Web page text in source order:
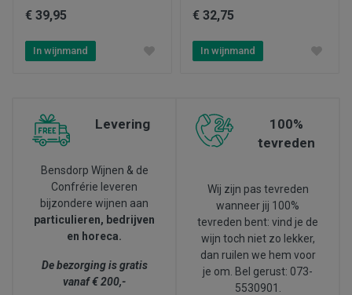
€ 39,95
In wijnmand
€ 32,75
In wijnmand
Levering
Bensdorp Wijnen & de
Confrérie leveren
bijzondere wijnen aan
particulieren, bedrijven
en horeca.
De bezorging is gratis
vanaf € 200,-
100%
tevreden
Wij zijn pas tevreden
wanneer jij 100%
tevreden bent: vind je de
wijn toch niet zo lekker,
dan ruilen we hem voor
je om. Bel gerust: 073-
5530901.